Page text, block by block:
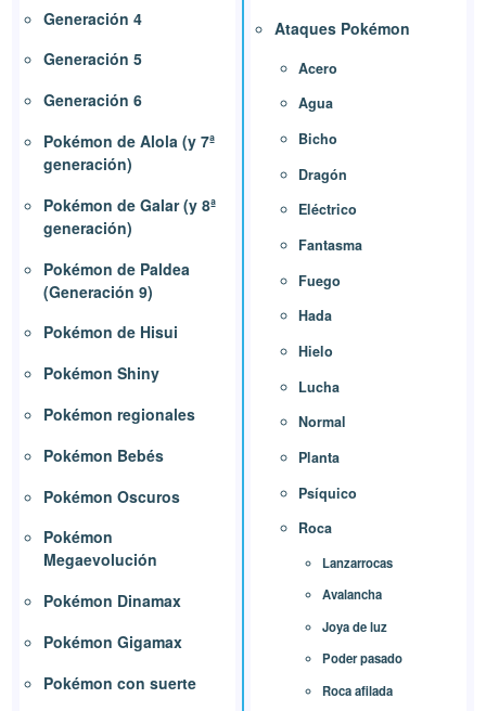
Generación 4
Generación 5
Generación 6
Pokémon de Alola (y 7ª
generación)
Pokémon de Galar (y 8ª
generación)
Pokémon de Paldea
(Generación 9)
Pokémon de Hisui
Pokémon Shiny
Pokémon regionales
Pokémon Bebés
Pokémon Oscuros
Pokémon
Megaevolución
Pokémon Dinamax
Pokémon Gigamax
Pokémon con suerte
Ataques Pokémon
Acero
Agua
Bicho
Dragón
Eléctrico
Fantasma
Fuego
Hada
Hielo
Lucha
Normal
Planta
Psíquico
Roca
Lanzarrocas
Avalancha
Joya de luz
Poder pasado
Roca afilada